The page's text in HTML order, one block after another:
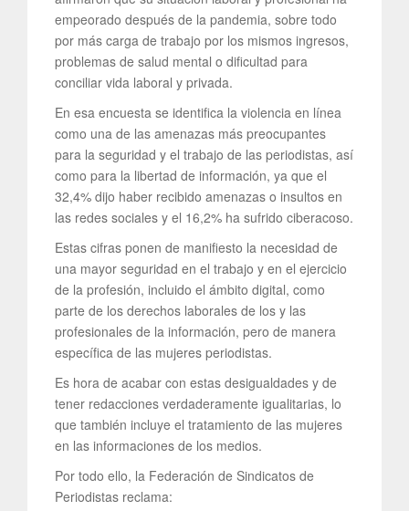
empeorado después de la pandemia, sobre todo
por más carga de trabajo por los mismos ingresos,
problemas de salud mental o dificultad para
conciliar vida laboral y privada.
En esa encuesta se identifica la violencia en línea
como una de las amenazas más preocupantes
para la seguridad y el trabajo de las periodistas, así
como para la libertad de información, ya que el
32,4% dijo haber recibido amenazas o insultos en
las redes sociales y el 16,2% ha sufrido ciberacoso.
Estas cifras ponen de manifiesto la necesidad de
una mayor seguridad en el trabajo y en el ejercicio
de la profesión, incluido el ámbito digital, como
parte de los derechos laborales de los y las
profesionales de la información, pero de manera
específica de las mujeres periodistas.
Es hora de acabar con estas desigualdades y de
tener redacciones verdaderamente igualitarias, lo
que también incluye el tratamiento de las mujeres
en las informaciones de los medios.
Por todo ello, la Federación de Sindicatos de
Periodistas reclama: